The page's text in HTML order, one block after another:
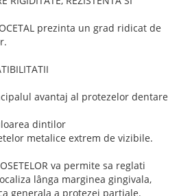
prezinta un grad ridicat de
avantaj al protezelor dentare
dintilor
metalice extrem de vizibile.
va permite sa reglati
lânga marginea gingivala,
generala a protezei partiale.